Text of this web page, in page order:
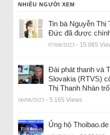
NHIỀU NGƯỜI XEM
Tin bà Nguyễn Thị
Đức đã được
07/08/2023 - 15.065
Đài phát thanh và
Slovakia (RTVS)
Thị Thanh Nhàn
06/08/2023 - 5.165 Views
Ủng hộ Thoibao.de